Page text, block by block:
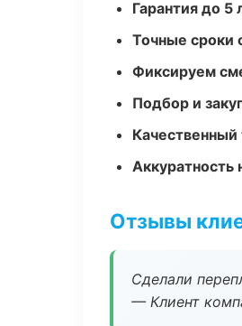
Гарантия до 5
Точные сроки
Фиксируем
Подбор и
Аккуратность
Отзывы
Сделали
— Клиент